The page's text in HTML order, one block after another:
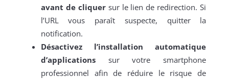
avant de cliquersur le lien de redirection. Si
l’URL vous paraît suspecte, quitter la
notification.
Désactivez l’installation automatique
d’applicationssur votre smartphone
professionnel afin de réduire le risque de